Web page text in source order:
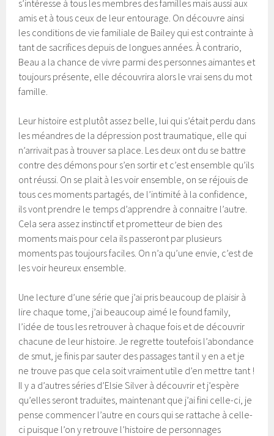
s’intéresse à tous les membres des familles mais aussi aux
amis et à tous ceux de leur entourage. On découvre ainsi
les conditions de vie familiale de Bailey qui est contrainte à
tant de sacrifices depuis de longues années. À contrario,
Beau a la chance de vivre parmi des personnes aimantes et
toujours présente, elle découvrira alors le vrai sens du mot
famille.
Leur histoire est plutôt assez belle, lui qui s’était perdu dans
les méandres de la dépression post traumatique, elle qui
n’arrivait pas à trouver sa place. Les deux ont du se battre
contre des démons pour s’en sortir et c’est ensemble qu’ils
ont réussi. On se plait à les voir ensemble, on se réjouis de
tous ces moments partagés, de l’intimité à la confidence,
ils vont prendre le temps d’apprendre à connaitre l’autre.
Cela sera assez instinctif et prometteur de bien des
moments mais pour cela ils passeront par plusieurs
moments pas toujours faciles. On n’a qu’une envie, c’est de
les voir heureux ensemble.
Une lecture d’une série que j’ai pris beaucoup de plaisir à
lire chaque tome, j’ai beaucoup aimé le found family,
l’idée de tous les retrouver à chaque fois et de découvrir
chacune de leur histoire. Je regrette toutefois l’abondance
de smut, je finis par sauter des passages tant il y en a et je
ne trouve pas que cela soit vraiment utile d’en mettre tant !
Il y a d’autres séries d’Elsie Silver à découvrir et j’espère
qu’elles seront traduites, maintenant que j’ai fini celle-ci, je
pense commencer l’autre en cours qui se rattache à celle-
ci puisque l’on y retrouve l’histoire de personnages